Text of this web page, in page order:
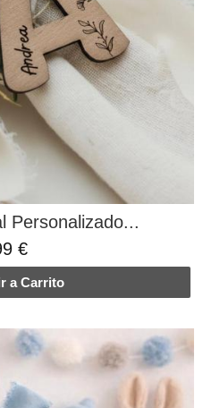
Personalizado...
€
a Carrito